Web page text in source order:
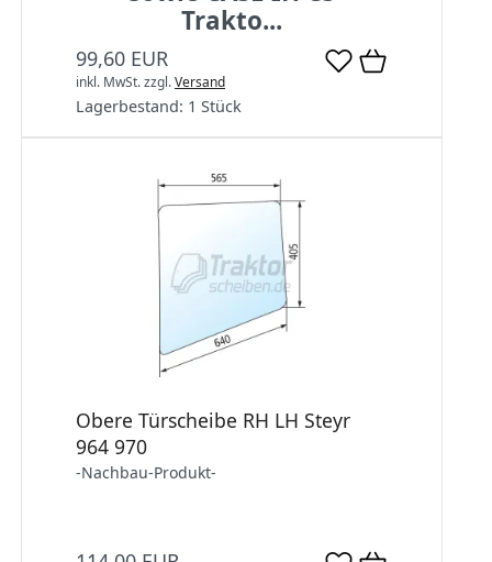
Trakto...
99,60 EUR
inkl. MwSt.zzgl.Versand
Lagerbestand: 1 Stück
Obere Türscheibe RH LH Steyr
964 970
-Nachbau-Produkt-